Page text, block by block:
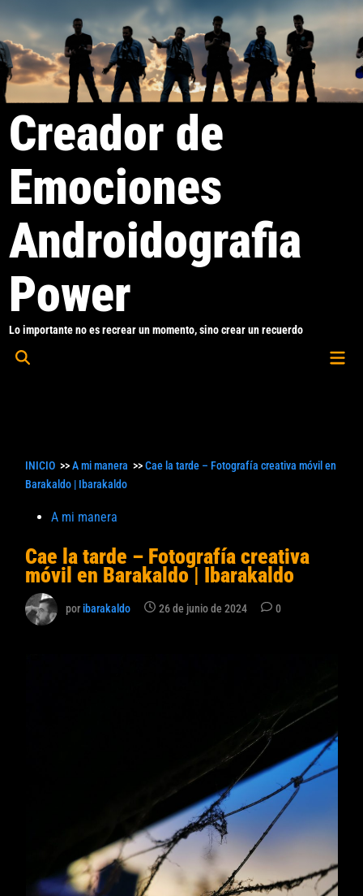
al
contenido
Creador de
Emociones
Androidografia
Power
Lo importante no es recrear un momento, sino crear un recuerdo
Abrir
INICIO >>A mi manera >>Cae la tarde – Fotografía creativa móvil en
Barakaldo | Ibarakaldo
Publicado
A mi manera
Cae la tarde – Fotografía creativa
móvil en Barakaldo | Ibarakaldo
poribarakaldo 26 de junio de 2024 0